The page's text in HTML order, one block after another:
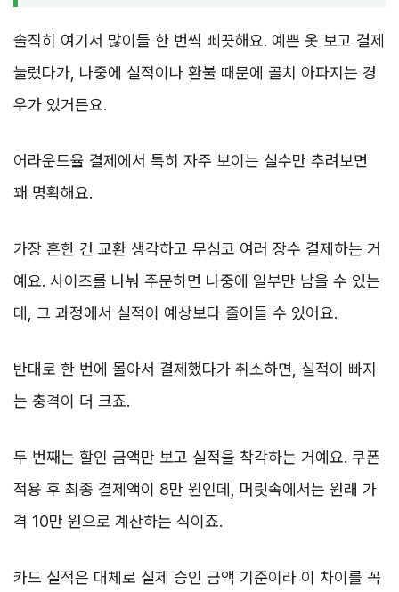
솔직히 여기서 많이들 한 번씩 삐끗해요. 예쁜 옷 보고 결제
눌렀다가, 나중에 실적이나 환불 때문에 골치 아파지는 경
우가 있거든요.
어라운드율 결제에서 특히 자주 보이는 실수만 추려보면
꽤 명확해요.
가장 흔한 건 교환 생각하고 무심코 여러 장수 결제하는 거
예요. 사이즈를 나눠 주문하면 나중에 일부만 남을 수 있는
데, 그 과정에서 실적이 예상보다 줄어들 수 있어요.
반대로 한 번에 몰아서 결제했다가 취소하면, 실적이 빠지
는 충격이 더 크죠.
두 번째는 할인 금액만 보고 실적을 착각하는 거예요. 쿠폰
적용 후 최종 결제액이 8만 원인데, 머릿속에서는 원래 가
격 10만 원으로 계산하는 식이죠.
카드 실적은 대체로 실제 승인 금액 기준이라 이 차이를 꼭